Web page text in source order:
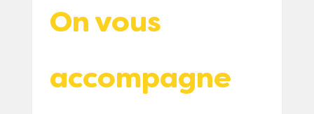
On vous
accompagne